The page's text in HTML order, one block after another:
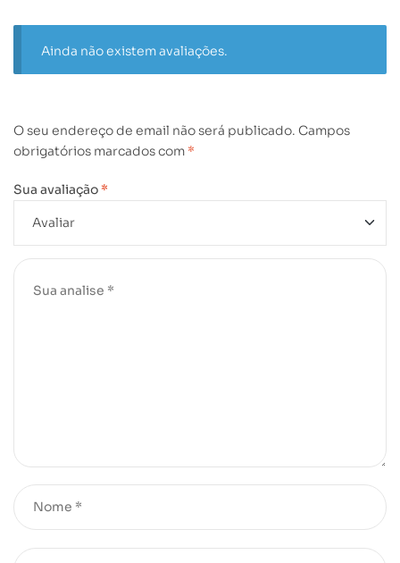
Ainda não existem avaliações.
O seu endereço de email não será publicado. Campos
obrigatórios marcados com *
Sua avaliação *